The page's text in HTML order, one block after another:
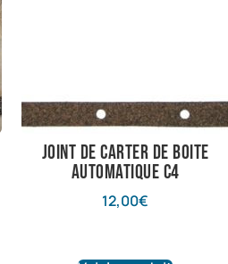
Joint de carter de boite
automatique C4
12,00€